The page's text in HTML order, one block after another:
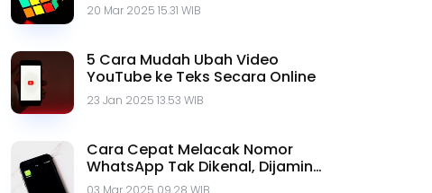
20 Mar 2025 15.31 WIB
5 Cara Mudah Ubah Video
YouTube ke Teks Secara Online
23 Jan 2025 13.53 WIB
Cara Cepat Melacak Nomor
WhatsApp Tak Dikenal, Dijamin
Ampuh!
03 Mar 2025 09.28 WIB